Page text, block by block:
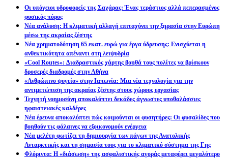
Οι υπόγειοι υδροφορείς της Σαχάρας: Ένας τεράστιος αλλά πεπερασμένος
φυσικός πόρος
Νέα ανάλυση: Η κλιματική αλλαγή επιταχύνει την ξηρασία στην Ευρώπη
μέσω της ακραίας ζέστης
Νέα χρηματοδότηση 65 εκατ. ευρώ για έργα ύδρευσης: Ενισχύεται η
ανθεκτικότητα απέναντι στη λειψυδρία
«Cool Routes»: Διαδραστικός χάρτης βοηθά τους πολίτες να βρίσκουν
δροσερές διαδρομές στην Αθήνα
«Ανθρώπινο ψυγείο» στην Ιαπωνία: Μια νέα τεχνολογία για την
αντιμετώπιση της ακραίας ζέστης στους χώρους εργασίας
Τεχνητή νοημοσύνη αποκαλύπτει δεκάδες άγνωστες υποθαλάσσιες
ηφαιστειακές καλδέρες
Νέα έρευνα αποκαλύπτει πώς κοιμούνται οι φυσητήρες: Οι φυσαλίδες που
βοηθούν τις φάλαινες να εξοικονομούν ενέργεια
Νέα μελέτη φωτίζει τη δημιουργία των πάγων της Ανατολικής
Ανταρκτικής και τη σημασία τους για το κλιματικό σύστημα της Γης
Φλόριντα: Η «διάσωση» της ασφαλιστικής αγοράς μεταφέρει μεγαλύτερο